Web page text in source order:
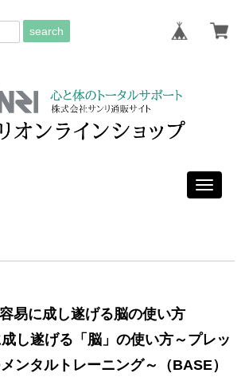
search
Toggle
易に成し遂げる脳の使い方
し遂げる「脳」の使い方～プレッ
ンタルトレーニング～（BASE）